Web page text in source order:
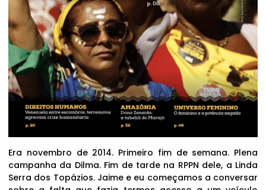
Era novembro de 2014. Primeiro fim de semana. Plena
campanha da Dilma. Fim de tarde na RPPN dele, a Linda
Serra dos Topázios. Jaime e eu começamos a conversar